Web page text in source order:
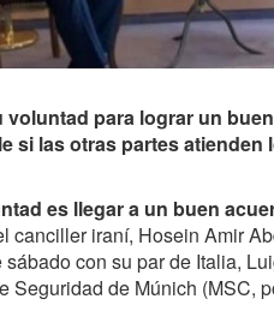
voluntad para lograr un
si las otras partes
es llegar a un buen
canciller iraní, Hosein Amir
con su par de Italia,
Seguridad de Múnich (MSC,